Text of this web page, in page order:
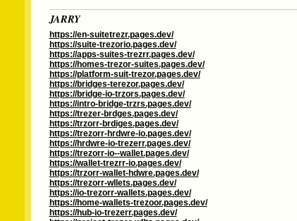
JARRY
https://en-suitetrezr.pages.dev/
https://suite-trezorio.pages.dev/
https://apps-suites-trezrr.pages.dev/
https://homes-trezor-suites.pages.dev/
https://platform-suit-trezor.pages.dev/
https://bridges-terezor.pages.dev/
https://bridge-io-trzors.pages.dev/
https://intro-bridge-trzrs.pages.dev/
https://trezer-brdges.pages.dev/
https://trzorr-brdiges.pages.dev/
https://trezorr-hrdwre-io.pages.dev/
https://hrdwre-io-trezerr.pages.dev/
https://trezorr-io--wallet.pages.dev/
https://wallet-trezrr-io.pages.dev/
https://trzorr-wallet-hdwre.pages.dev/
https://trezorr-wllets.pages.dev/
https://io-trezorr-wallets.pages.dev/
https://home-wallets-trezoor.pages.dev/
https://hub-io-trezerr.pages.dev/